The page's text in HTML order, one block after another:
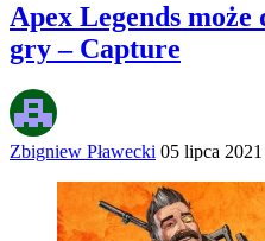
Apex Legends
gry – Capture
Zbigniew Pławecki 05 lipca 2021